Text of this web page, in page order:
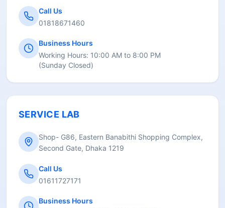
Call Us
01818671460
Business Hours
Working Hours: 10:00 AM to 8:00 PM
(Sunday Closed)
SERVICE LAB
Shop- G86, Eastern Banabithi Shopping Complex,
Second Gate, Dhaka 1219
Call Us
01611727171
Business Hours